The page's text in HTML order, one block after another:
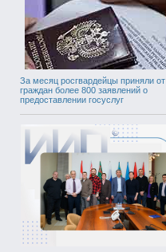
За месяц росгвардейцы приняли от
граждан более 800 заявлений о
предоставлении госуслуг